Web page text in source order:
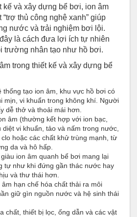
kế và xây dựng bể bơi, ion âm
thủ công nghệ xanh” giúp
nước và trải nghiệm bơi lội.
là cách đưa lợi ích tự nhiên
trường nhân tạo như hồ bơi.
trong thiết kế và xây dựng bể
thống tạo ion âm, khu vực hồ bơi có
mịn, vi khuẩn trong không khí. Người
dễ thở và thoải mái hơn.
âm (thường kết hợp với ion bạc,
diệt vi khuẩn, tảo và nấm trong nước,
hoặc các chất khử trùng mạnh, từ
da và hô hấp.
ion âm quanh bể bơi mang lại
tự như khi đứng gần thác nước hay
và thư thái hơn.
hạn chế hóa chất thải ra môi
giữ gìn nguồn nước và hệ sinh thái
chất, thiết bị lọc, ống dẫn và các vật